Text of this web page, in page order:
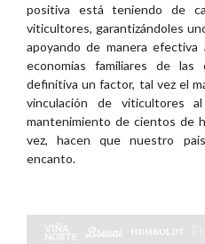
positiva está teniendo de
viticultores, garantizándoles
apoyando de manera
economías familiares de
definitiva un factor, tal vez el
vinculación de viticultores
mantenimiento de cientos de
vez, hacen que nuestro
encanto.